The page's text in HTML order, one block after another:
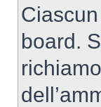
board.